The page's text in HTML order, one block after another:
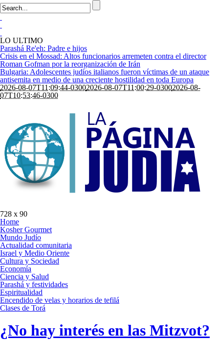
LO ULTIMO
Parashá Re'eh: Padre e hijos
Crisis en el Mossad: Altos funcionarios arremeten contra el director
Roman Gofman por la reorganización de Irán
Bulgaria: Adolescentes judíos italianos fueron víctimas de un ataque
antisemita en medio de una creciente hostilidad en toda Europa
2026-08-07T11:09:44-03002026-08-07T11:00:29-03002026-08-
07T10:53:46-0300
728 x 90
Home
Kosher Gourmet
Mundo Judío
Actualidad comunitaria
Israel y Medio Oriente
Cultura y Sociedad
Economía
Ciencia y Salud
Parashá y festividades
Espiritualidad
Encendido de velas y horarios de tefilá
Clases de Torá
¿No hay interés en las Mitzvot?